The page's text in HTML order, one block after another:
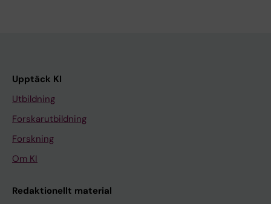
Upptäck KI
Utbildning
Forskarutbildning
Forskning
Om KI
Redaktionellt material